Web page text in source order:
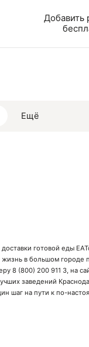
Добавить
Ещё
готовой еды
в большом
8 (800) 200 911 3 , на
заведений
шаг на пути к по-